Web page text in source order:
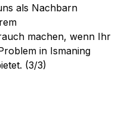
als Nachbarn
machen, wenn Ihr
in Ismaning
(3/3)